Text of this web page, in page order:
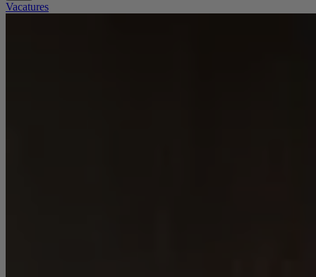
Vacatures